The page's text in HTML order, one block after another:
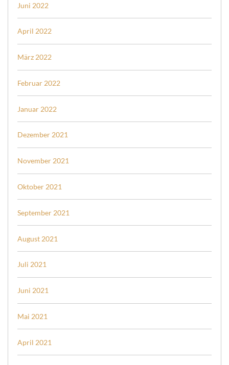
Juni 2022
April 2022
März 2022
Februar 2022
Januar 2022
Dezember 2021
November 2021
Oktober 2021
September 2021
August 2021
Juli 2021
Juni 2021
Mai 2021
April 2021